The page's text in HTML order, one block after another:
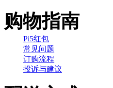
购物指南
Pi5红包
常见问题
订购流程
投诉与建议